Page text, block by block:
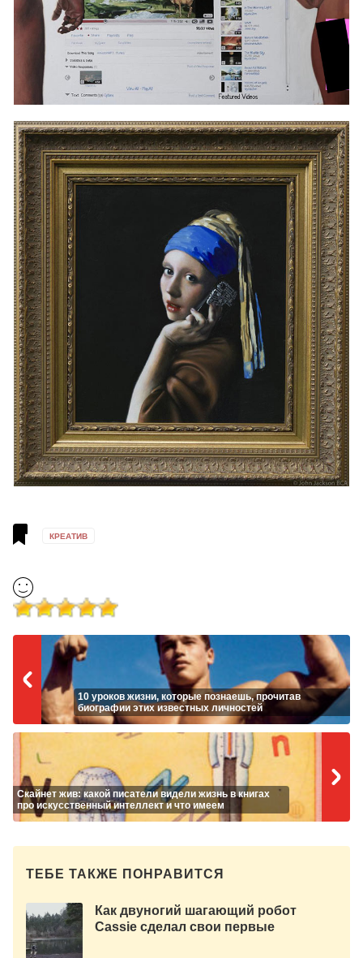
КРЕАТИВ
10 уроков жизни, которые познаешь, прочитав
биографии этих известных личностей
Скайнет жив: какой писатели видели жизнь в книгах
про искусственный интеллект и что имеем
ТЕБЕ ТАКЖЕ ПОНРАВИТСЯ
Как двуногий шагающий робот
Cassie сделал свои первые